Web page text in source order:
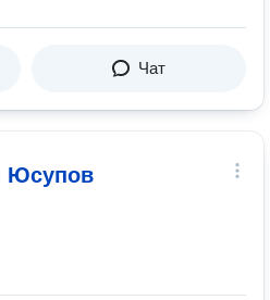
Чат
Юсупов